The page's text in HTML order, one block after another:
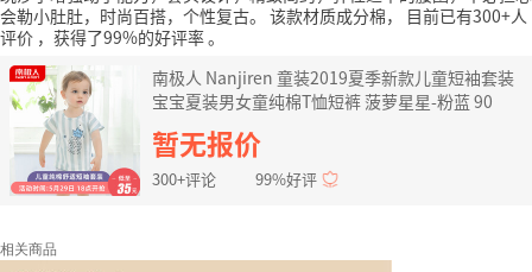
会勒小肚肚，时尚百搭，个性复古。 该款材质成分棉，
目前已有300+人
评价 ，获得了99%的好评率。
南极人 Nanjiren 童装2019夏季新款儿童短袖套装
宝宝夏装男女童纯棉T恤短裤 菠萝星星-粉蓝 90
暂无报价
300+评论 99%好评
相关商品